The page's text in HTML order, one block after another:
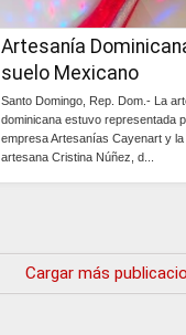
Artesanía
suelo Mexicano
Santo Domingo, Rep. Dom.- La
dominicana estuvo representada
empresa Artesanías Cayenart y la
artesana Cristina Núñez, d...
Cargar más